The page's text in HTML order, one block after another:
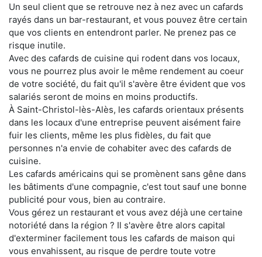
Un seul client que se retrouve nez à nez avec un cafards
rayés dans un bar-restaurant, et vous pouvez être certain
que vos clients en entendront parler. Ne prenez pas ce
risque inutile.
Avec des cafards de cuisine qui rodent dans vos locaux,
vous ne pourrez plus avoir le même rendement au coeur
de votre société, du fait qu'il s'avère être évident que vos
salariés seront de moins en moins productifs.
À Saint-Christol-lès-Alès, les cafards orientaux présents
dans les locaux d'une entreprise peuvent aisément faire
fuir les clients, même les plus fidèles, du fait que
personnes n'a envie de cohabiter avec des cafards de
cuisine.
Les cafards américains qui se promènent sans gêne dans
les bâtiments d'une compagnie, c'est tout sauf une bonne
publicité pour vous, bien au contraire.
Vous gérez un restaurant et vous avez déjà une certaine
notoriété dans la région ? Il s'avère être alors capital
d'exterminer facilement tous les cafards de maison qui
vous envahissent, au risque de perdre toute votre